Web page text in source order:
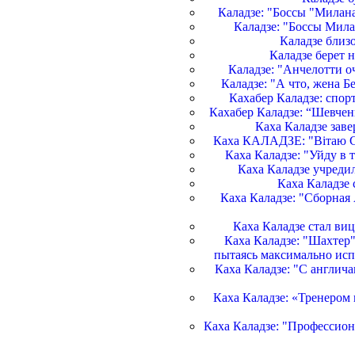
Каладзе: "Боссы
Каладзе: "Боссы
Каладзе
Каладзе берет
Каладзе: "Анчелотти
Каладзе: "А что, жена
Кахабер Каладзе:
Кахабер Каладзе:
Каха Каладзе
Каха КАЛАДЗЕ: "Вітаю
Каха Каладзе: "Уйду в
Каха Каладзе
Каха
Каха Каладзе:
Каха Каладзе стал
Каха Каладзе: "Шахтер"
пытаясь максимально
Каха Каладзе: "С
Каха Каладзе:
Каха Каладзе: